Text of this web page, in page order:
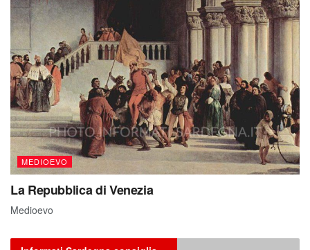
MEDIOEVO
La Repubblica di Venezia
Medioevo